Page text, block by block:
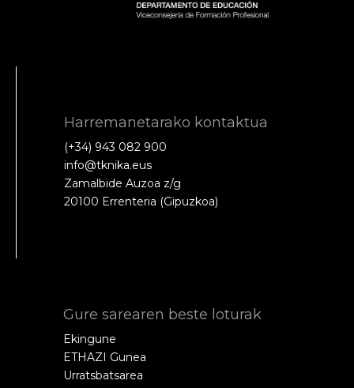
Harremanetarako kontaktua
(+34) 943 082 900
info@tknika.eus
Zamalbide Auzoa z/g
20100 Errenteria (Gipuzkoa)
Gure sarearen beste loturak
Ekingune
ETHAZI Gunea
Urratsbatsarea